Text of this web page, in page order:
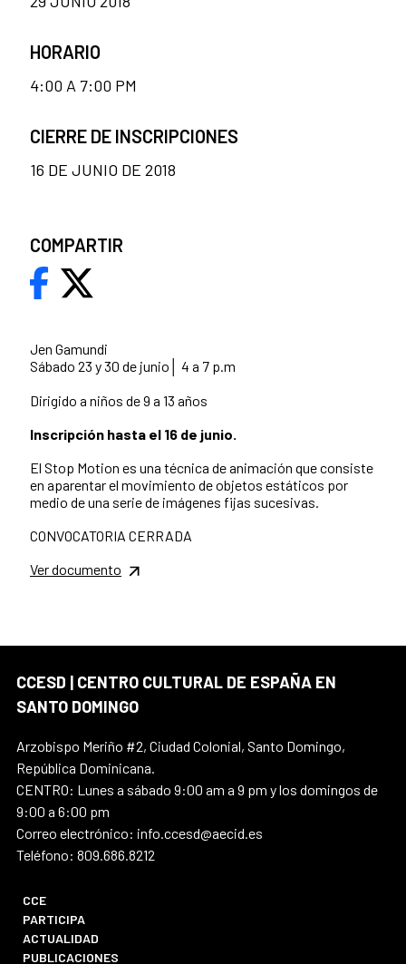
Jen Gamundi
Sábado 23 y 30 de junio│ 4 a 7 p.m
Dirigido a niños de 9 a 13 años
Inscripción hasta el 16 de junio.
El Stop Motion es una técnica de animación que consiste
en aparentar el movimiento de objetos estáticos por
medio de una serie de imágenes fijas sucesivas.
CONVOCATORIA CERRADA
Ver documento
HORARIO
4:00 A 7:00 PM
CIERRE DE INSCRIPCIONES
16 DE JUNIO DE 2018
COMPARTIR
CCESD | CENTRO CULTURAL DE ESPAÑA EN
SANTO DOMINGO
Arzobispo Meriño #2, Ciudad Colonial, Santo Domingo,
República Dominicana.
CENTRO: Lunes a sábado 9:00 am a 9 pm y los domingos de
9:00 a 6:00 pm
Correo electrónico: info.ccesd@aecid.es
Teléfono: 809.686.8212
CCE
PARTICIPA
ACTUALIDAD
PUBLICACIONES